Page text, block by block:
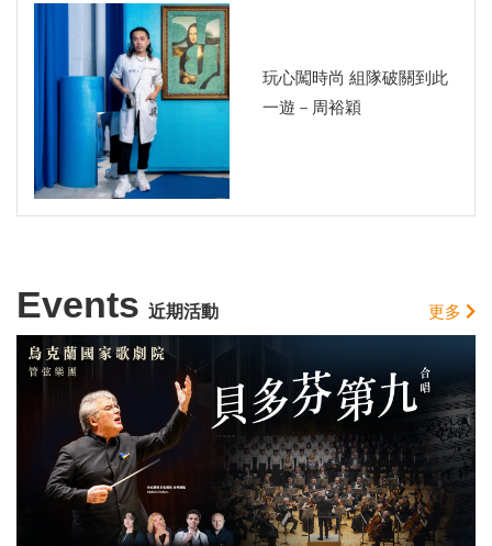
玩心闖時尚 組隊破關到此
一遊－周裕穎
Events 近期活動 更多